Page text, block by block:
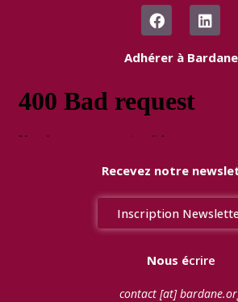
F
a
c
e
o
L
i
n
k
Adhérer à Bardane
Recevez notre
Inscription
Nous écrire
contact [at]